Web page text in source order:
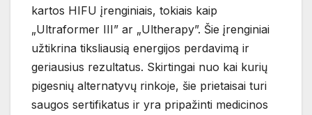
kartos HIFU įrenginiais, tokiais kaip
„Ultraformer III” ar „Ultherapy”. Šie įrenginiai
užtikrina tiksliausią energijos perdavimą ir
geriausius rezultatus. Skirtingai nuo kai kurių
pigesnių alternatyvų rinkoje, šie prietaisai turi
saugos sertifikatus ir yra pripažinti medicinos